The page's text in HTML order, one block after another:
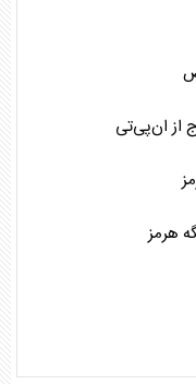
از ان‌پی‌تی
هرمز